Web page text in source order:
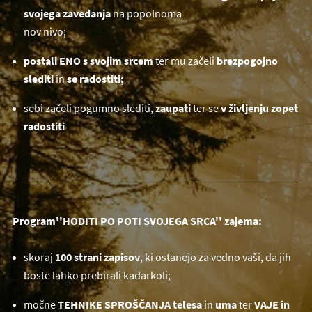
svojega zavedanjana popolnoma
nov nivo;
postali ENO s svojim srcemter mu začelibrezpogojno
sleditiinse radostiti;
sebi začeli pogumno slediti,zaupatiter sev življenju zopet
radostiti
Program''HODITI PO POTI SVOJEGA SRCA'' zajema:
skoraj 100 strani zapisov, ki ostanejo za vedno vaši, da jih
boste lahko prebirali kadarkoli;
močneTEHNIKE SPROŠČANJA telesa in umaterVAJE in